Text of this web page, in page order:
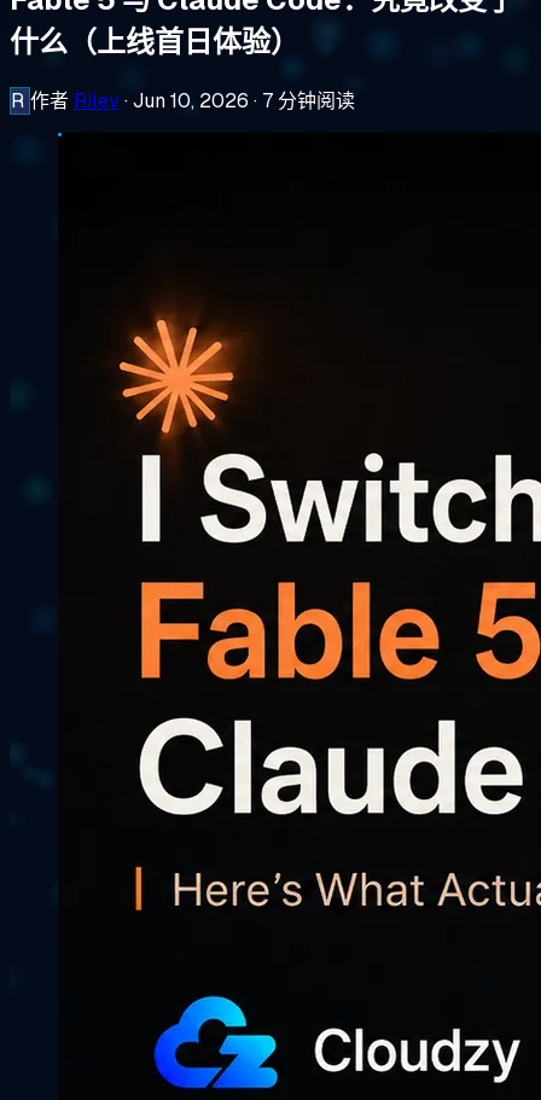
什么（上线首日体验）
R 作者 Riley·Jun 10, 2026 · 7 分钟阅读